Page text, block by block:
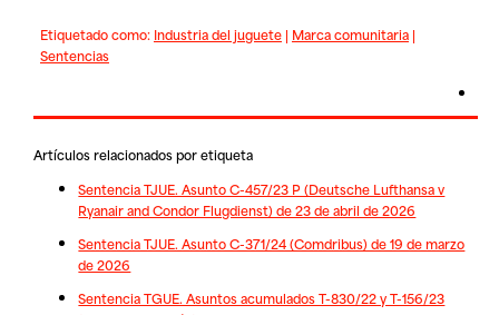
Etiquetado como: Industria del juguete| Marca comunitaria|
Sentencias
Artículos relacionados por etiqueta
Sentencia TJUE. Asunto C-457/23 P (Deutsche Lufthansa v
Ryanair and Condor Flugdienst) de 23 de abril de 2026
Sentencia TJUE. Asunto C-371/24 (Comdribus) de 19 de marzo
de 2026
Sentencia TGUE. Asuntos acumulados T-830/22 y T-156/23